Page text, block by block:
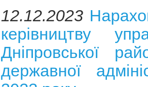
12.12.2023
керівництву
Дніпровської
державної